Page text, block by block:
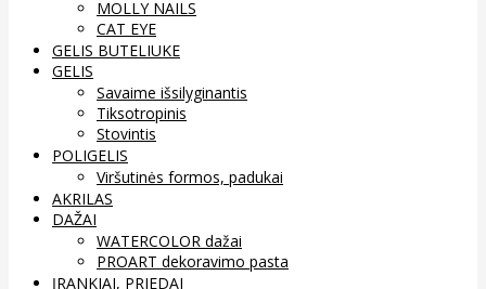
MOLLY NAILS
CAT EYE
GELIS BUTELIUKE
GELIS
Savaime išsilyginantis
Tiksotropinis
Stovintis
POLIGELIS
Viršutinės formos, padukai
AKRILAS
DAŽAI
WATERCOLOR dažai
PROART dekoravimo pasta
ĮRANKIAI, PRIEDAI